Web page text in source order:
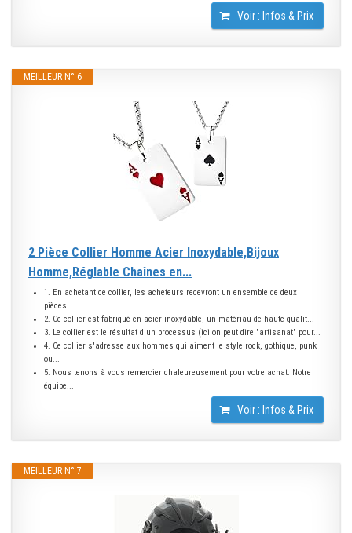
Voir : Infos & Prix
MEILLEUR N° 6
2 Pièce Collier Homme Acier Inoxydable,Bijoux
Homme,Réglable Chaînes en...
1. En achetant ce collier, les acheteurs recevront un ensemble de deux
pièces...
2. Ce collier est fabriqué en acier inoxydable, un matériau de haute qualit...
3. Le collier est le résultat d'un processus (ici on peut dire "artisanat" pour...
4. Ce collier s'adresse aux hommes qui aiment le style rock, gothique, punk
ou...
5. Nous tenons à vous remercier chaleureusement pour votre achat. Notre
équipe...
Voir : Infos & Prix
MEILLEUR N° 7